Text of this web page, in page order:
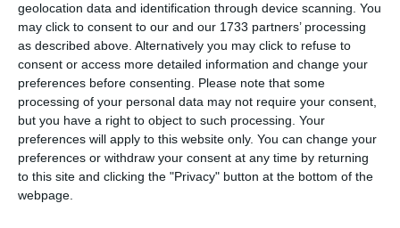
geolocation data and identification through device scanning. You
may click to consent to our and our 1733 partners’ processing
as described above. Alternatively you may click to refuse to
consent or access more detailed information and change your
preferences before consenting. Please note that some
processing of your personal data may not require your consent,
but you have a right to object to such processing. Your
preferences will apply to this website only. You can change your
preferences or withdraw your consent at any time by returning
to this site and clicking the "Privacy" button at the bottom of the
webpage.
Adaugă-ne ca sursă în Google
Urmărește-ne pe Google News
Urmărește-ne pe Whatsapp
Ti-a placut articolul?